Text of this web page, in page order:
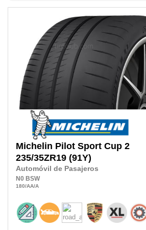
Michelin Pilot Sport Cup 2
235/35ZR19 (91Y)
Automóvil de Pasajeros
N0 BSW
180/AA/A